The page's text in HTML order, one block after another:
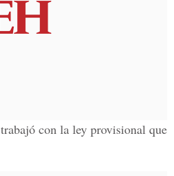
trabajó con la ley provisional que